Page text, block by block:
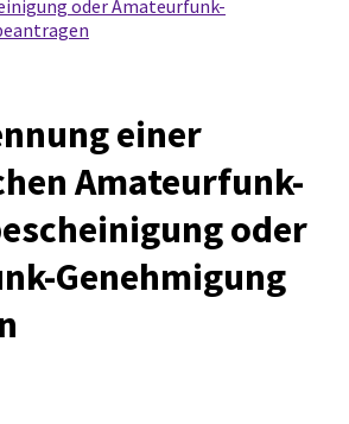
oder Amateurfunk-
einer
Amateurfunk-
oder
Genehmigung